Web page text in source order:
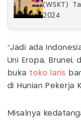
(WSKT)
2024
"Jadi ada
Uni Eropa, Brunei,
buka toko laris
di Hunian Pekerja
Misalnya